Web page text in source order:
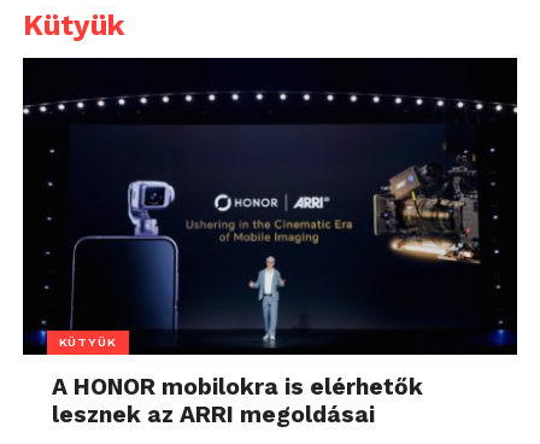
Kütyük
KÜTYÜK
A HONOR mobilokra is elérhetők
lesznek az ARRI megoldásai